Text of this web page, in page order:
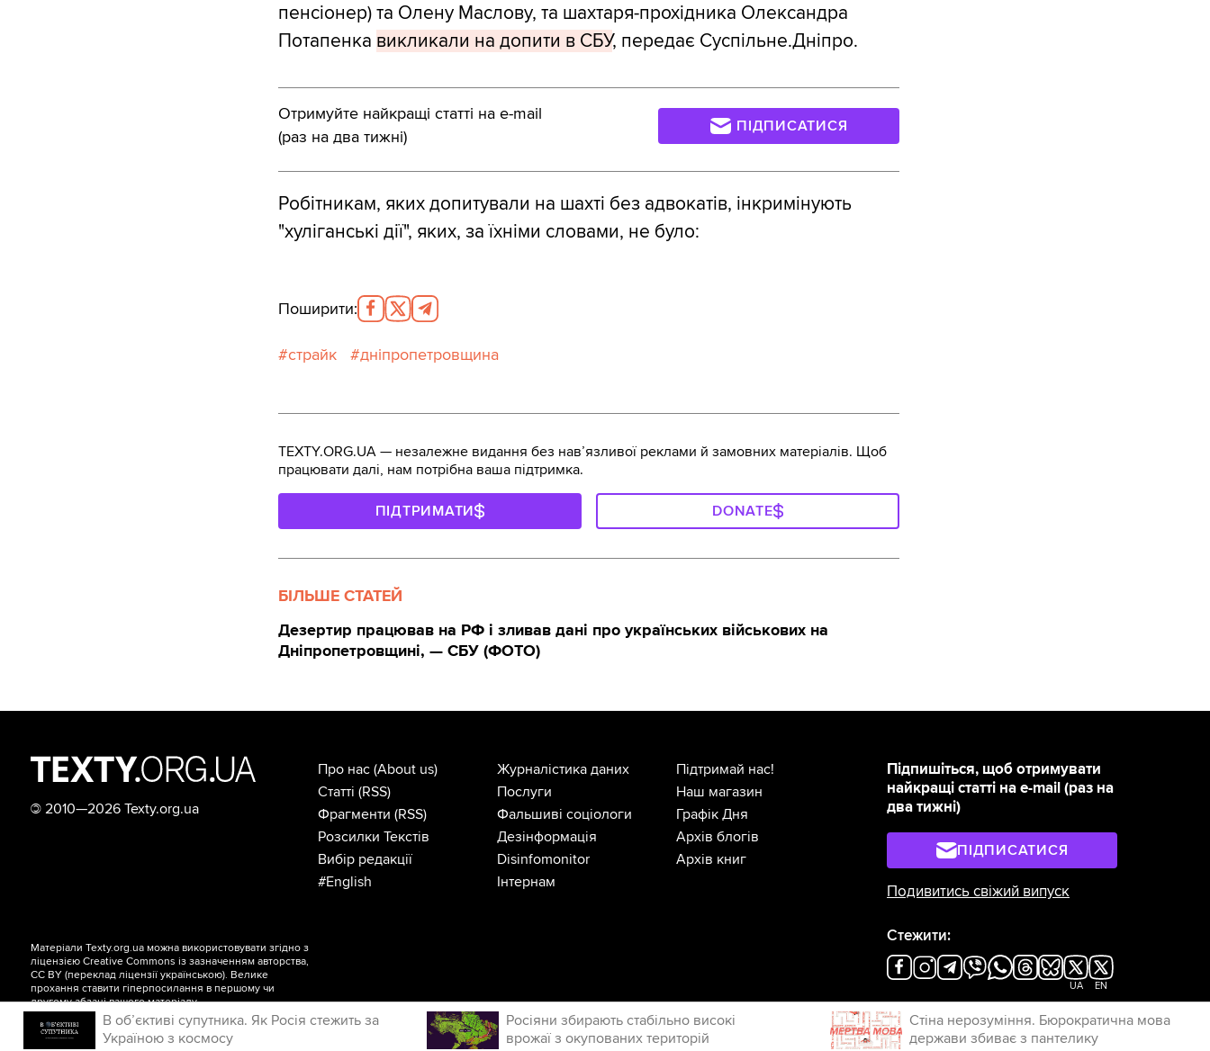
пенсіонер) та Олену Маслову, та шахтаря-прохідника Олександра
Потапенка викликали на допити в СБУ, передає Суспільне.Дніпро.
Отримуйте найкращі статті на e-mail
(раз на два тижні)
ПІДПИСАТИСЯ
Робітникам, яких допитували на шахті без адвокатів, інкримінують
"хуліганські дії", яких, за їхніми словами, не було:
Поширити:
страйк дніпропетровщина
TEXTY.ORG.UA — незалежне видання без навʼязливої реклами й замовних матеріалів. Щоб
працювати далі, нам потрібна ваша підтримка.
ПІДТРИМАТИ DONATE
БІЛЬШЕ СТАТЕЙ
Дезертир працював на РФ і зливав дані про українських військових на
Дніпропетровщині, — СБУ (ФОТО)
В об’єктиві супутника. Як Росія стежить за
Україною з космосу
Росіяни збирають стабільно високі
врожаї з окупованих територій
Стіна нерозуміння. Бюрократична мова
держави збиває з пантелику
×
© 2010—2026 Texty.org.ua
Підпишіться, щоб отримувати
найкращі статті на e-mail (раз на
два тижні)
ПІДПИСАТИСЯ
Подивитись свіжий випуск
Стежити:
UA EN
Про нас (About us)
Статті (RSS)
Фрагменти (RSS)
Розсилки Текстів
Вибір редакції
#English
Журналістика даних
Послуги
Фальшиві соціологи
Дезінформація
Disinfomonitor
Інтернам
Підтримай нас!
Наш магазин
Графік Дня
Архів блогів
Архів книг
Матеріали Texty.org.ua можна використовувати згідно з
ліцензієюCreative Commons із зазначенням авторства,
CC BY (переклад ліцензіїукраїнською). Велике
прохання ставити гіперпосилання в першому чи
другому абзаці вашого матеріалу.